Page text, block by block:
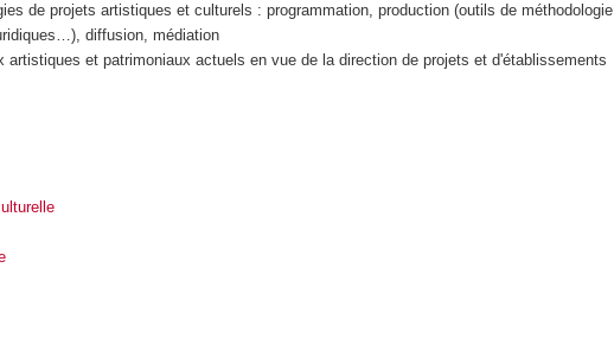
de projets artistiques et culturels : programmation, production (outils de méthodologie
diffusion, médiation
artistiques et patrimoniaux actuels en vue de la direction de projets et d'établissements